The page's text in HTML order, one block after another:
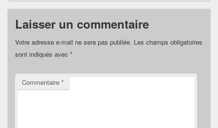
Laisser un commentaire
Votre adresse e-mail ne sera pas publiée. Les champs obligatoires
sont indiqués avec *
Commentaire *